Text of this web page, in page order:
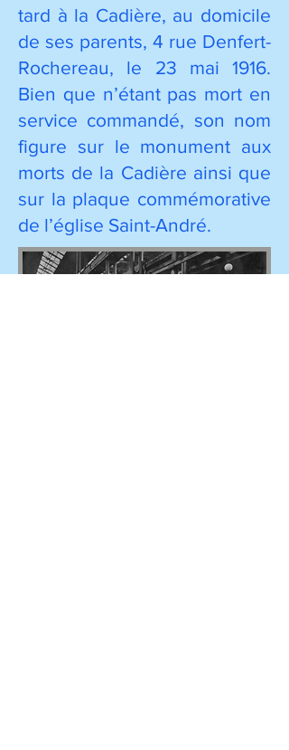
tard à la Cadière, au domicile
de ses parents, 4 rue Denfert-
Rochereau, le 23 mai 1916.
Bien que n’étant pas mort en
service commandé, son nom
figure sur le monument aux
morts de la Cadière ainsi que
sur la plaque commémorative
de l’église Saint-André.